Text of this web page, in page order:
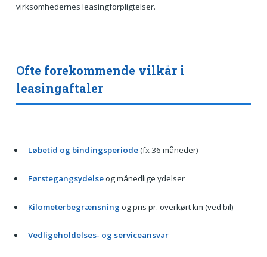
virksomhedernes leasingforpligtelser.
Ofte forekommende vilkår i
leasingaftaler
Løbetid og bindingsperiode(fx 36 måneder)
Førstegangsydelseog månedlige ydelser
Kilometerbegrænsning og pris pr. overkørt km (ved bil)
Vedligeholdelses- og serviceansvar